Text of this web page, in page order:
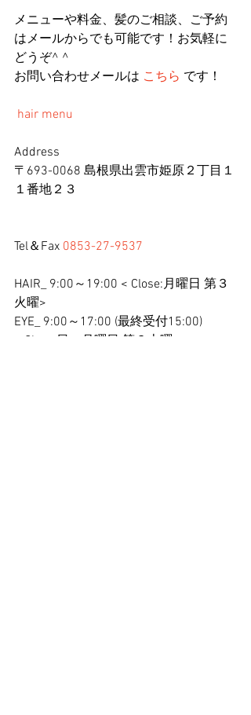
メニューや料金、髪のご相談、ご予約
はメールからでも可能です！お気軽に
どうぞ^ ^
お問い合わせメールは こちら です！
hair menu
Address
〒693-0068 島根県出雲市姫原２丁目１
１番地２３
Tel＆Fax 0853-27-9537
HAIR_ 9:00～19:00 < Close:月曜日 第３
火曜>
EYE_ 9:00～17:00 (最終受付15:00)
< Close:日・月曜日 第３火曜>